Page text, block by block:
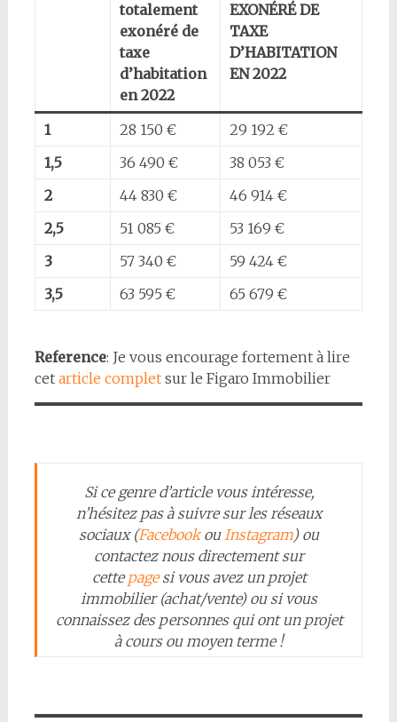
totalement
exonéré de
taxe
d’habitation
en 2022
EXONÉRÉ DE
TAXE
D’HABITATION
EN 2022
1 28 150 €
29 192 €
1,5
36 490 €
38 053 €
2
44 830 €
46 914 €
2,5
51 085 €
53 169 €
3
57 340 €
59 424 €
3,5
63 595 € 65 679 €
Reference: Je vous encourage fortement à lire
cet article completsur le Figaro Immobilier
Si ce genre d’article vous intéresse,
n’hésitez pas àsuivre sur les réseaux
sociaux (FacebookouInstagram) ou
contactez nous directement sur
cettepagesi vous avez un projet
immobilier (achat/vente) ou si vous
connaissez des personnes qui ont un projet
à cours ou moyen terme !